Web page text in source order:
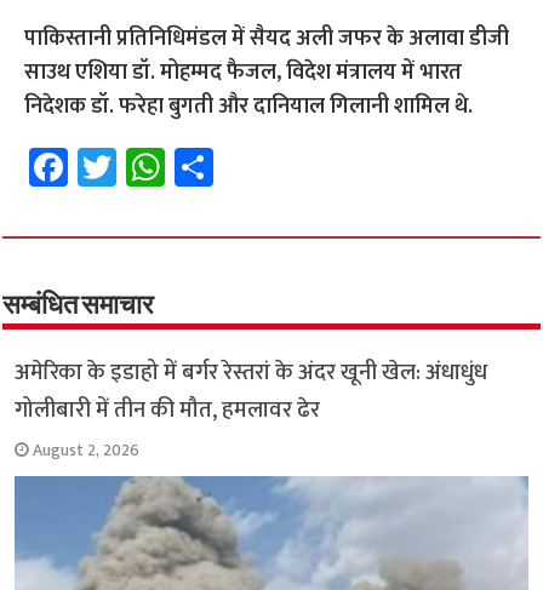
पाकिस्तानी प्रतिनिधिमंडल में सैयद अली जफर के अलावा डीजी
साउथ एशिया डॉ. मोहम्मद फैजल, विदेश मंत्रालय में भारत
निदेशक डॉ. फरेहा बुगती और दानियाल गिलानी शामिल थे.
Fa
ce
b
o
o
k
T
wi
tt
er
W
h
at
p
p
ar
सम्बंधित समाचार
अमेरिका के इडाहो में बर्गर रेस्तरां के अंदर खूनी खेल: अंधाधुंध
गोलीबारी में तीन की मौत, हमलावर ढेर
August 2, 2026